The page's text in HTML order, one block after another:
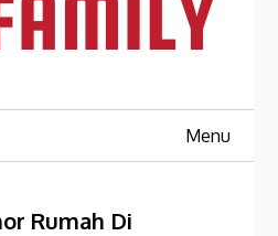
Menu
Rumah Di